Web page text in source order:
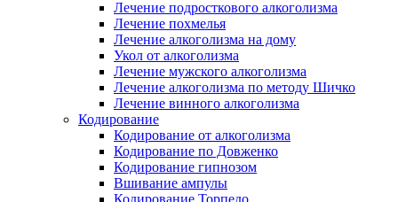
Лечение подросткового алкоголизма
Лечение похмелья
Лечение алкоголизма на дому
Укол от алкоголизма
Лечение мужского алкоголизма
Лечение алкоголизма по методу Шичко
Лечение винного алкоголизма
Кодирование
Кодирование от алкоголизма
Кодирование по Довженко
Кодирование гипнозом
Вшивание ампулы
Кодирование Торпедо